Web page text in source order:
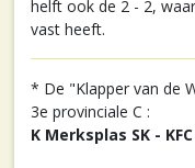
helft ook de 2 - 2,
vast heeft.
* De "Klapper van de
3e provinciale C :
K Merksplas SK -